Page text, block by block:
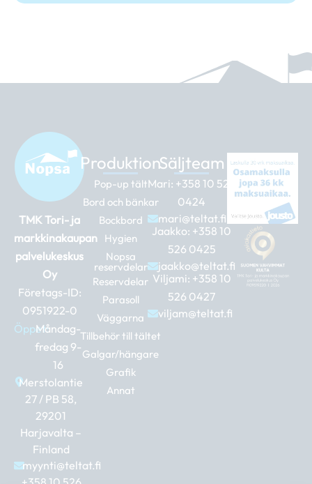
TMK Tori- ja
markkinakaupan
palvelukeskus
Oy
Företags-ID:
0951922-0
Öppet:Måndag-
fredag 9-
16
Merstolantie
27 / PB 58,
29201
Harjavalta –
Finland
myynti@teltat.fi
Produktion
Pop-up tält
Bord och bänkar
Bockbord
Hygien
Nopsa
reservdelar
Reservdelar
Parasoll
Väggarna
Tillbehör till tältet
Galgar/hängare
Grafik
Annat
Säljteam
Mari: +358 10 526
0424
mari@teltat.fi
Jaakko: +358 10
526 0425
jaakko@teltat.fi
Viljami: +358 10
526 0427
viljam@teltat.fi